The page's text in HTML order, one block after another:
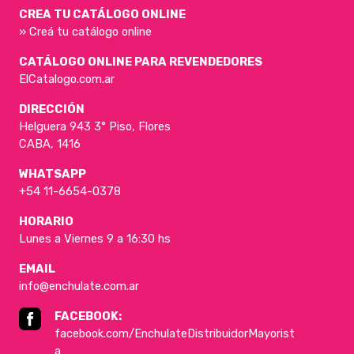
CREA TU CATÁLOGO ONLINE
» Creá tu catálogo online
CATÁLOGO ONLINE PARA REVENDEDORES
ElCatalogo.com.ar
DIRECCIÓN
Helguera 943 3° Piso, Flores
CABA, 1416
WHATSAPP
+54 11-6654-0378
HORARIO
Lunes a Viernes 9 a 16:30 hs
EMAIL
info@enchulate.com.ar
FACEBOOK:
facebook.com/EnchulateDistribuidorMayorist
a